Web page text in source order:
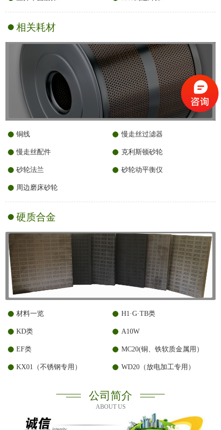
相关耗材
铜线 慢走丝过滤器
慢走丝配件 克利斯顿砂轮
砂轮法兰 砂轮动平衡仪
周边磨床砂轮
硬质合金
材料一览 H1·G·TB类
KD类 A10W
EF类 MC20(铜、铁软质金属用）
KX01（不锈钢专用） WD20（放电加工专用）
公司简介
ABOUT US